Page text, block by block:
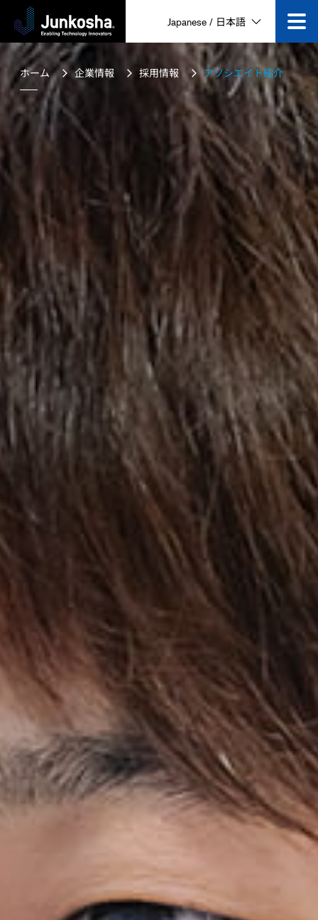
技術
製品
企業情報
ニュース&イベント
採用情報
動画一覧
お問い合わせ
興味のある製品を探す
Japanese / 日本語
ホーム 企業情報 採用情報 アソシエイト紹介